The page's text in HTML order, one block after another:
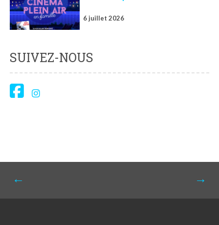
6 juillet 2026
SUIVEZ-NOUS
Navigation
l'article
→
←